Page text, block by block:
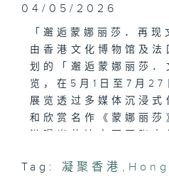
04/05/2026
「邂逅蒙娜丽莎．再现
由香港文化博物馆及法
划的「邂逅蒙娜丽莎．
览，在5月1日至7月27
展览透过多媒体沉浸式
和欣赏名作《蒙娜丽莎
Tag: 凝聚香港 ,